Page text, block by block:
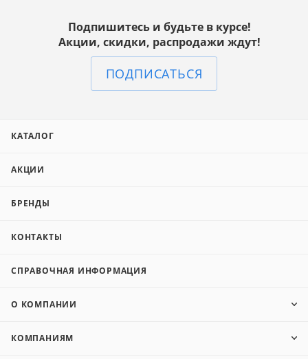
Подпишитесь и будьте в курсе!
Акции, скидки, распродажи ждут!
ПОДПИСАТЬСЯ
КАТАЛОГ
АКЦИИ
БРЕНДЫ
КОНТАКТЫ
СПРАВОЧНАЯ ИНФОРМАЦИЯ
О КОМПАНИИ
КОМПАНИЯМ